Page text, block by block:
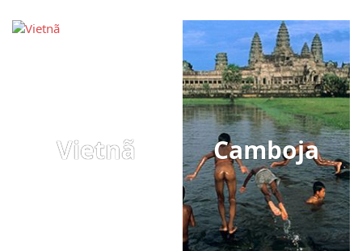
Vietnã Camboja